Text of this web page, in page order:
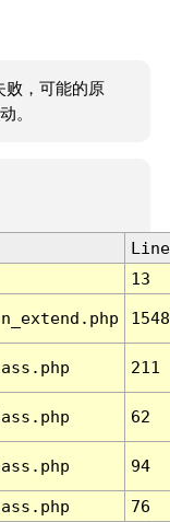
败，可能的原
。
Line
13
1548
211
62
94
76